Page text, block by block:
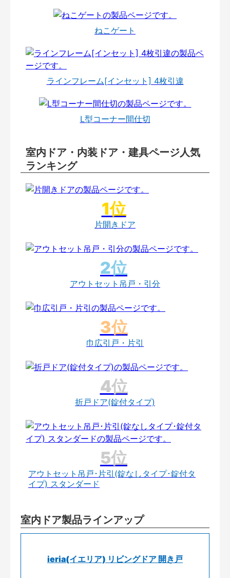
ねこゲート
ラインフレーム[インセット] 4枚引違
L型コーナー間仕切
室内ドア・内装ドア・建具ページ人気
ランキング
片開きドア
アウトセット吊戸・引分
巾広引戸・片引
折戸ドア(錠付タイプ)
アウトセット吊戸･片引(錠なしタイプ･錠付タ
イプ) スタンダード
室内ドア製品ラインアップ
ieria(イエリア) リビングドア 開き戸